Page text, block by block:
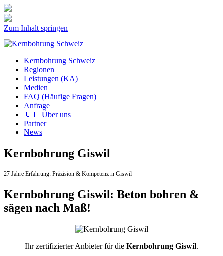
Zum Inhalt springen
Kernbohrung Schweiz
Regionen
Leistungen (KA)
Medien
FAQ (Häufige Fragen)
Anfrage
🇨🇭 Über uns
Partner
News
Kernbohrung Giswil
27 Jahre Erfahrung: Präzision & Kompetenz in Giswil
Kernbohrung Giswil: Beton bohren &
sägen nach Maß!
Ihr zertifizierter Anbieter für die Kernbohrung Giswil.